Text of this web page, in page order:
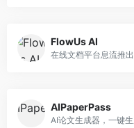
FlowUs AI
在线文档平台息流推
AIPaperPass
AI论文生成器，一键